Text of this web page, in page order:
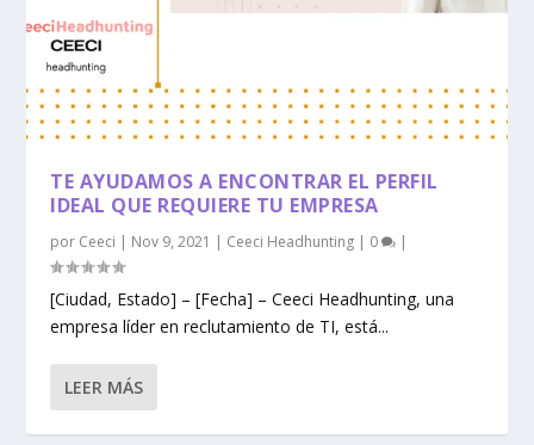
TE AYUDAMOS A ENCONTRAR EL PERFIL
IDEAL QUE REQUIERE TU EMPRESA
por Ceeci | Nov 9, 2021 | Ceeci Headhunting | 0 |
[Ciudad, Estado] – [Fecha] – Ceeci Headhunting, una
empresa líder en reclutamiento de TI, está...
LEER MÁS